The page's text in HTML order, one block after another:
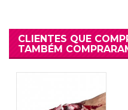
CLIENTES QUE
TAMBÉM